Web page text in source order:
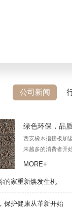
公司新闻
绿色环保，品
西安橡木指接板加
来越多的消费者开
商提供这种产品。首
MORE+
的家重新焕发生机
保护健康从革新开始